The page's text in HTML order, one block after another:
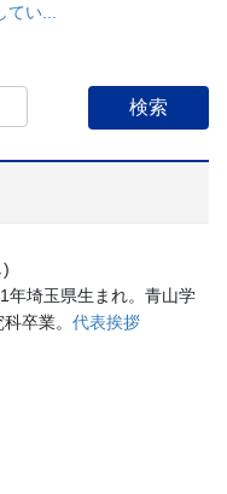
てい...
)
年埼玉県生まれ。青山学
卒業。 代表挨拶